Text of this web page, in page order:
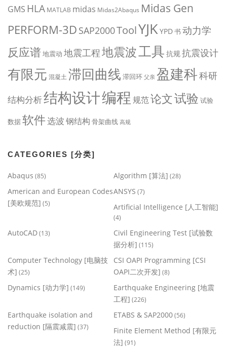
GMS HLA MATLAB midas Midas2Abaqus Midas Gen
PERFORM-3D SAP2000ToolYJKYPD书 动力学
反应谱 地震动 地震工程地震波工具 抗规抗震设计
有限元 混凝土 滞回曲线 滞回环 父亲 盈建科科研
结构分析结构设计编程 规范论文试验 试验
数据软件选波钢结构 骨架曲线 高规
CATEGORIES [分类]
Abaqus (85) Algorithm [算法] (28)
American and European Codes
[美欧规范] (5)
ANSYS (7)
Artificial Intelligence [人工智能]
(4)
AutoCAD(13)
Civil Engineering Test [试验数
据分析] (115)
Computer Technology [电脑技
术] (25)
CSI OAPI Programming [CSI
OAPI二次开发] (8)
Dynamics [动力学] (149)
Earthquake Engineering [地震
工程] (226)
Earthquake isolation and
reduction [隔震减震] (37)
ETABS & SAP2000(56)
Finite Element Method [有限元
法] (91)